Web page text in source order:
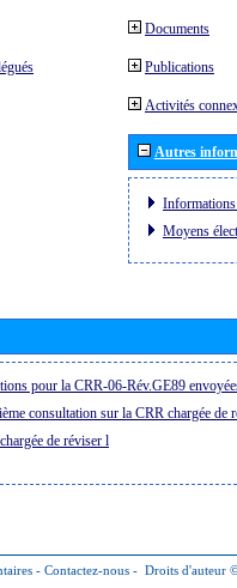
Documents
Publications
Activités
Autres
Moyens
pour la CRR-06-Rév.GE89
consultation sur la CRR chargée de
de réviser l
- Contactez-nous - Droits d'auteur